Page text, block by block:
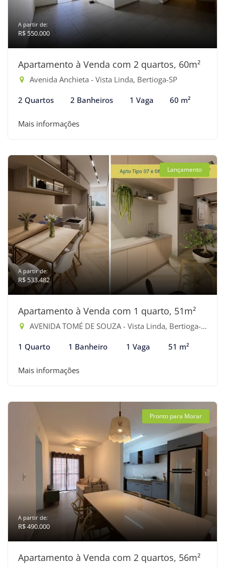
A partir de:
R$ 550.000
Apartamento à Venda com 2 quartos, 60m²
Avenida Anchieta - Vista Linda, Bertioga-SP
2 Quartos 2 Banheiros 1 Vaga 60 m²
Mais informações
Lançamento
A partir de:
R$ 533.482
Apartamento à Venda com 1 quarto, 51m²
AVENIDA TOMÉ DE SOUZA - Vista Linda, Bertioga-SP
1 Quarto 1 Banheiro 1 Vaga 51 m²
Mais informações
Pronto para Morar
A partir de:
R$ 490.000
Apartamento à Venda com 2 quartos, 56m²